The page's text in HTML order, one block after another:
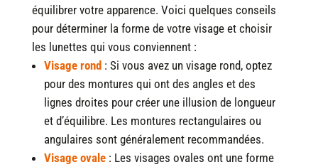
équilibrer votre apparence. Voici quelques conseils
pour déterminer la forme de votre visage et choisir
les lunettes qui vous conviennent :
Visage rond : Si vous avez un visage rond, optez
pour des montures qui ont des angles et des
lignes droites pour créer une illusion de longueur
et d’équilibre. Les montures rectangulaires ou
angulaires sont généralement recommandées.
Visage ovale: Les visages ovales ont une forme